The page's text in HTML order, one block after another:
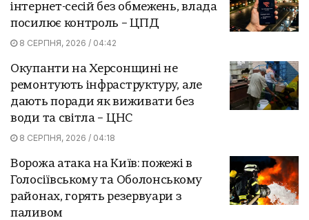
інтернет-сесій без обмежень, влада
посилює контроль – ЦПД
8 СЕРПНЯ, 2026 / 04:42
Окупанти на Херсонщині не
ремонтують інфраструктуру, але
дають поради як виживати без
води та світла – ЦНС
8 СЕРПНЯ, 2026 / 04:18
Ворожа атака на Київ: пожежі в
Голосіївському та Оболонському
районах, горять резервуари з
паливом